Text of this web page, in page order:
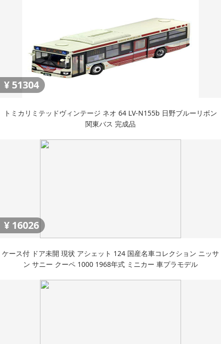
¥ 51304
トミカリミテッドヴィンテージ ネオ 64 LV-N155b 日野ブルーリボン
関東バス 完成品
¥ 16026
ケース付 ドア未開 現状 アシェット 124 国産名車コレクション ニッサ
ン サニー クーペ 1000 1968年式 ミニカー 車プラモデル